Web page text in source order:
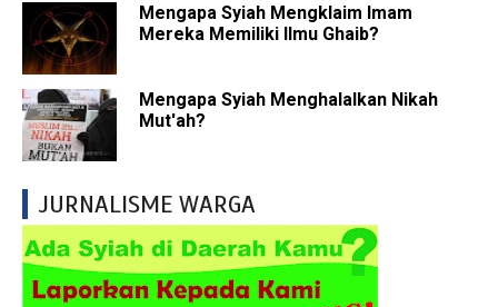
Mengapa Syiah Mengklaim Imam
Mereka Memiliki Ilmu Ghaib?
Mengapa Syiah Menghalalkan Nikah
Mut'ah?
JURNALISME WARGA